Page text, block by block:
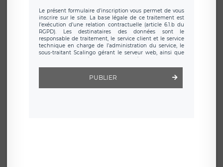
Le présent formulaire d’inscription vous permet de vous
inscrire sur le site. La base légale de ce traitement est
l’exécution d’une relation contractuelle (article 6.1.b du
RGPD). Les destinataires des données sont le
responsable de traitement, le service client et le service
technique en charge de l’administration du service, le
sous-traitant Scalingo gérant le serveur web, ainsi que
toute personne légalement autorisée. Le formulaire
d’inscription est hébergé sur un serveur hébergé par
clauses de
protection conformes au RGPD
. Les données collectées
sont conservées jusqu’à ce que l’Internaute en sollicite la
PUBLIER